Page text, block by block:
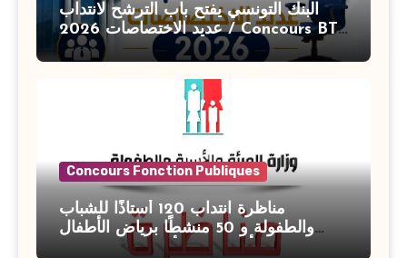
البنك التونسي يفتح باب الترشح لانتداب
عديد الاختصاصات 2026 / Concours BT
Banque de Tunisie 2026
Concours Fonction Publiques
مناظرة انتداب 120 أستاذًا للشباب
والطفولة و 50 منشطًا برياض الأطفال
بوزارة الأسرة والمرأة والطفولة وكبار